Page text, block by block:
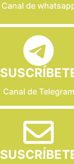
Canal de
Canal de Telegram